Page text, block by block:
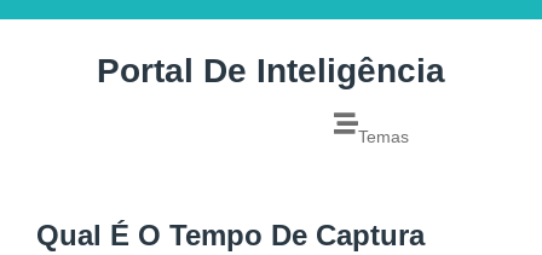
Portal De Inteligência
Temas
Qual É O Tempo De Captura